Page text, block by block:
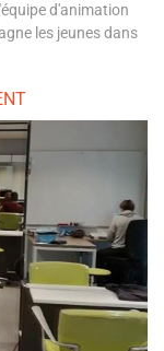
d'animation
les jeunes dans